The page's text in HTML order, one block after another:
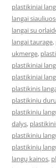
plastikiniai
langai
langai su
langai taurage,
ukmerge,
plastikiniai
plastikiniai
plastikinis
plastikiniu
plastikiniu
dalys,
plastikiniu
plastikinių
langų kainos,